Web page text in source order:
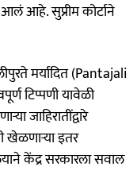
आहे. सुप्रीम कोर्टाने
मर्यादित (Pantajali
टिप्पणी यावेळी
जाहिरातींद्वारे
खेळणाऱ्या इतर
केंद्र सरकारला सवाल